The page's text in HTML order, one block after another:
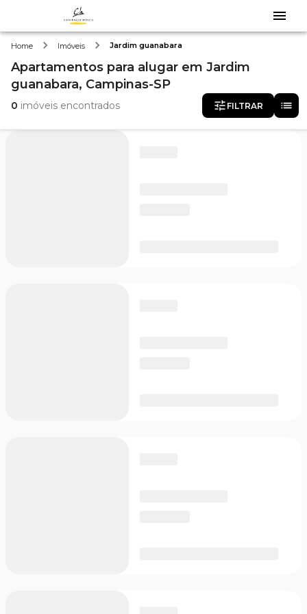
Home Imóveis Jardim guanabara
Apartamentos para alugar em Jardim
guanabara, Campinas-SP
0 imóveis encontrados FILTRAR